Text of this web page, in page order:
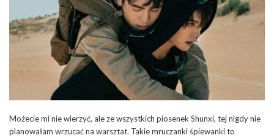
Możecie mi nie wierzyć, ale ze wszystkich piosenek Shunxi, tej nigdy nie
planowałam wrzucać na warsztat. Takie mruczanki śpiewanki to